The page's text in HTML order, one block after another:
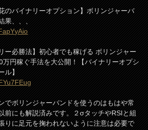
のバイナリーオプション】ボリンジャーバ
果、、、
ー必勝法】初心者でも稼げる ボリンジャー
万円稼ぐ手法を大公開！【バイナリーオプシ
ル】
でボリンジャーバンドを使うのはもはや常
前にも解説済みです。２σタッチやRSIと組
りに足元を掬われないように注意は必要で